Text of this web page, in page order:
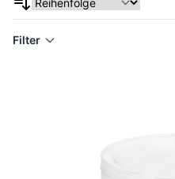
Filter